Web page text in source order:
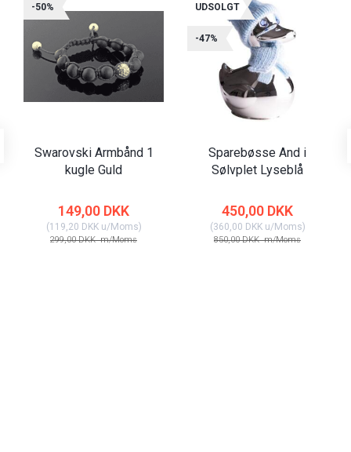
-50%
Swarovski Armbånd 1
kugle Guld
149,00 DKK
(119,20 DKKu/Moms)
299,00 DKKm/Moms
UDSOLGT
-47%
Sparebøsse And i
Sølvplet Lyseblå
450,00 DKK
(360,00 DKKu/Moms)
850,00 DKKm/Moms